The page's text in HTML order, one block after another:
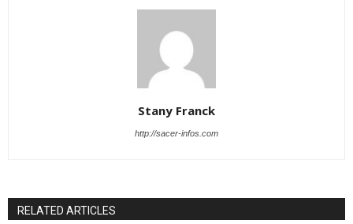
Stany Franck
http://sacer-infos.com
RELATED ARTICLES